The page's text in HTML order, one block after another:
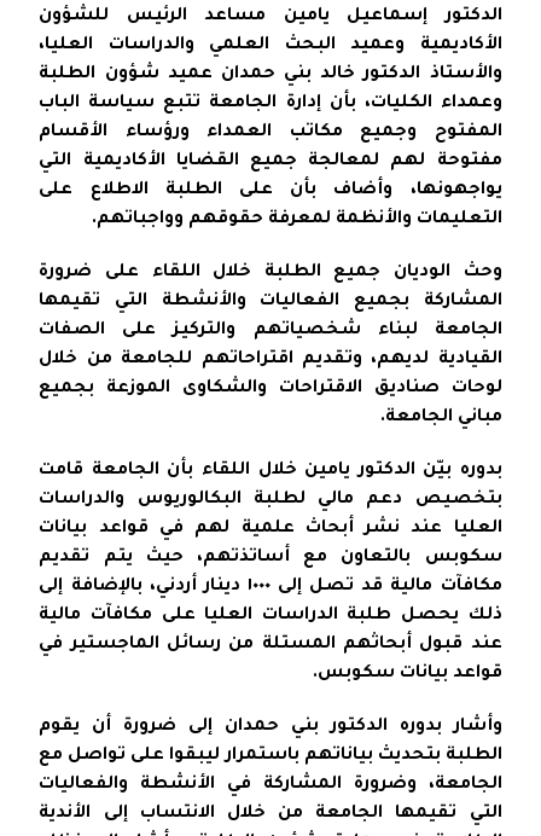
الدكتور إسماعيل يامين مساعد الرئيس للشؤون
الأكاديمية وعميد البحث العلمي والدراسات العليا،
والأستاذ الدكتور خالد بني حمدان عميد شؤون الطلبة
وعمداء الكليات، بأن إدارة الجامعة تتبع سياسة الباب
المفتوح وجميع مكاتب العمداء ورؤساء الأقسام
مفتوحة لهم لمعالجة جميع القضايا الأكاديمية التي
يواجهونها، وأضاف بأن على الطلبة الاطلاع على
التعليمات والأنظمة لمعرفة حقوقهم وواجباتهم.
وحث الوديان جميع الطلبة خلال اللقاء على ضرورة
المشاركة بجميع الفعاليات والأنشطة التي تقيمها
الجامعة لبناء شخصياتهم والتركيز على الصفات
القيادية لديهم، وتقديم اقتراحاتهم للجامعة من خلال
لوحات صناديق الاقتراحات والشكاوى الموزعة بجميع
مباني الجامعة.
بدوره بيّن الدكتور يامين خلال اللقاء بأن الجامعة قامت
بتخصيص دعم مالي لطلبة البكالوريوس والدراسات
العليا عند نشر أبحاث علمية لهم في قواعد بيانات
سكوبس بالتعاون مع أساتذتهم، حيث يتم تقديم
مكافآت مالية قد تصل إلى ١٠٠٠ دينار أردني، بالإضافة إلى
ذلك يحصل طلبة الدراسات العليا على مكافآت مالية
عند قبول أبحاثهم المستلة من رسائل الماجستير في
قواعد بيانات سكوبس.
وأشار بدوره الدكتور بني حمدان إلى ضرورة أن يقوم
الطلبة بتحديث بياناتهم باستمرار ليبقوا على تواصل مع
الجامعة، وضرورة المشاركة في الأنشطة والفعاليات
التي تقيمها الجامعة من خلال الانتساب إلى الأندية